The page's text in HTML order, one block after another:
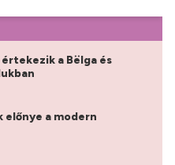
a Bëlga és
a modern